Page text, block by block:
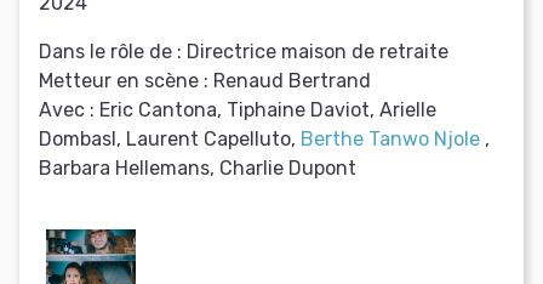
Dans le rôle de : Directrice maison de retraite
Metteur en scène : Renaud Bertrand
Avec : Eric Cantona, Tiphaine Daviot, Arielle
Dombasl, Laurent Capelluto, Berthe Tanwo Njole ,
Barbara Hellemans, Charlie Dupont